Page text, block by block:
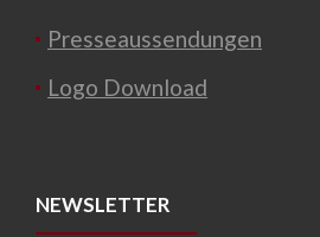
Presseaussendungen
Logo Download
NEWSLETTER